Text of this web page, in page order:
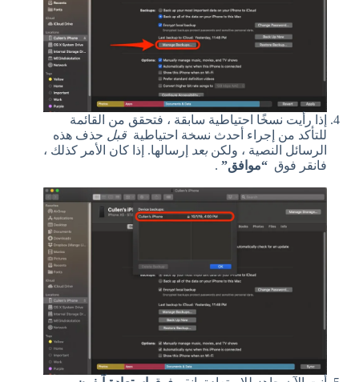
إذا رأيت نسخًا احتياطية سابقة ، فتحقق من القائمة
للتأكد من إجراء أحدث نسخة احتياطية قبل حذف هذه
الرسائل النصية ، ولكن بعد إرسالها. إذا كان الأمر كذلك ،
فانقر فوق “موافق” .